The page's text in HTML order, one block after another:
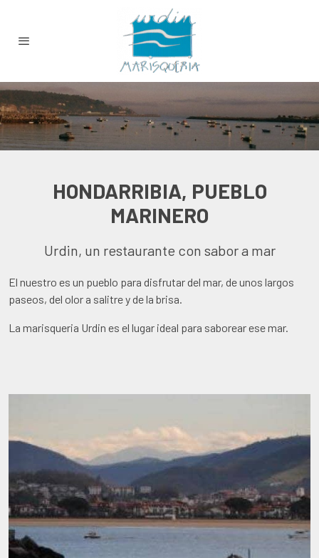
HONDARRIBIA, PUEBLO
MARINERO
Urdin, un restaurante con sabor a mar
El nuestro es un pueblo para disfrutar del mar, de unos largos
paseos, del olor a salitre y de la brisa.
La marisqueria Urdin es el lugar ideal para saborear ese mar.